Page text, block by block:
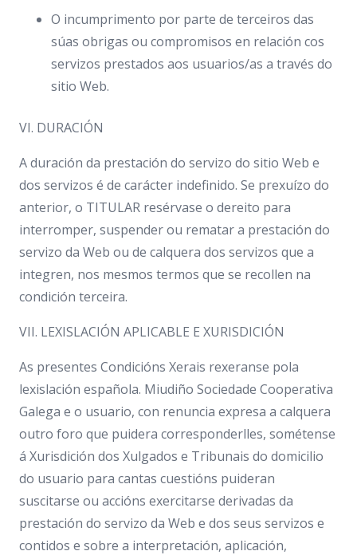
O incumprimento por parte de terceiros das
súas obrigas ou compromisos en relación cos
servizos prestados aos usuarios/as a través do
sitio Web.
VI. DURACIÓN
A duración da prestación do servizo do sitio Web e
dos servizos é de carácter indefinido. Se prexuízo do
anterior, o TITULAR resérvase o dereito para
interromper, suspender ou rematar a prestación do
servizo da Web ou de calquera dos servizos que a
integren, nos mesmos termos que se recollen na
condición terceira.
VII. LEXISLACIÓN APLICABLE E XURISDICIÓN
As presentes Condicións Xerais rexeranse pola
lexislación española. Miudiño Sociedade Cooperativa
Galega e o usuario, con renuncia expresa a calquera
outro foro que puidera corresponderlles, sométense
á Xurisdición dos Xulgados e Tribunais do domicilio
do usuario para cantas cuestións puideran
suscitarse ou accións exercitarse derivadas da
prestación do servizo da Web e dos seus servizos e
contidos e sobre a interpretación, aplicación,